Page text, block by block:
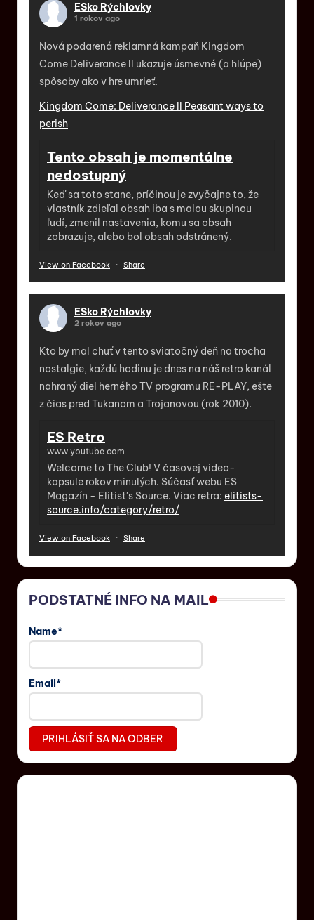
ESko Rýchlovky
1 rokov ago
Nová podarená reklamná kampaň Kingdom
Come Deliverance II ukazuje úsmevné (a hlúpe)
spôsoby ako v hre umrieť.
Kingdom Come: Deliverance II Peasant ways to
perish
Tento obsah je momentálne
nedostupný
Keď sa toto stane, príčinou je zvyčajne to, že
vlastník zdieľal obsah iba s malou skupinou
ľudí, zmenil nastavenia, komu sa obsah
zobrazuje, alebo bol obsah odstránený.
View on Facebook · Share
ESko Rýchlovky
2 rokov ago
Kto by mal chuť v tento sviatočný deň na trocha
nostalgie, každú hodinu je dnes na náš retro kanál
nahraný diel herného TV programu RE-PLAY, ešte
z čias pred Tukanom a Trojanovou (rok 2010).
ES Retro
www.youtube.com
Welcome to The Club! V časovej video-
kapsule rokov minulých. Súčasť webu ES
Magazín - Elitist's Source. Viac retra: elitists-
source.info/category/retro/
View on Facebook · Share
PODSTATNÉ INFO NA MAIL
Name*
Email*